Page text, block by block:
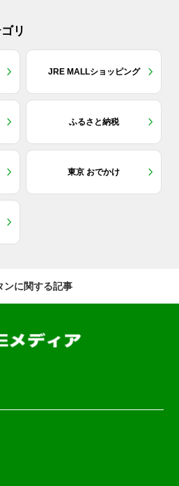
リ
JRE MALLショッピング
ふるさと納税
東京 おでかけ
ンに関する記事